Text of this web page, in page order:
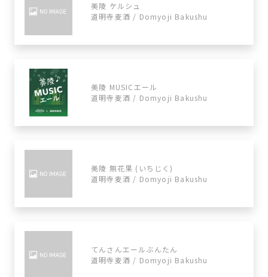
美陵 ケルシュ
道明寺麦酒 / Domyoji Bakushu
美陵 MUSICエール
道明寺麦酒 / Domyoji Bakushu
美陵 無花果 (いちじく)
道明寺麦酒 / Domyoji Bakushu
てんさんエールぶんたん
道明寺麦酒 / Domyoji Bakushu